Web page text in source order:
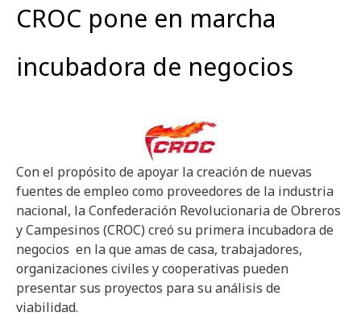
CROC pone en marcha
incubadora de negocios
Con el propósito de apoyar la creación de nuevas
fuentes de empleo como proveedores de la industria
nacional, la Confederación Revolucionaria de Obreros
y Campesinos (CROC) creó su primera incubadora de
negocios en la que amas de casa, trabajadores,
organizaciones civiles y cooperativas pueden
presentar sus proyectos para su análisis de
viabilidad.